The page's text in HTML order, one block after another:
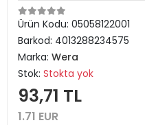
Ürün Kodu: 05058122001
Barkod: 4013288234575
Marka: Wera
Stok: Stokta yok
93,71 TL
1.71 EUR